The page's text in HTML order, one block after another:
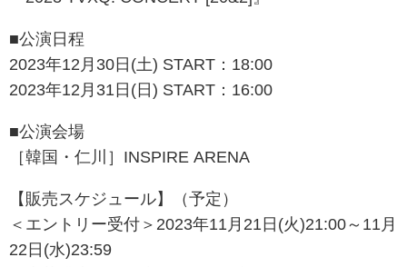
■公演日程
2023年12月30日(土) START：18:00
2023年12月31日(日) START：16:00
■公演会場
［韓国・仁川］INSPIRE ARENA
【販売スケジュール】（予定）
＜エントリー受付＞2023年11月21日(火)21:00～11月
22日(水)23:59